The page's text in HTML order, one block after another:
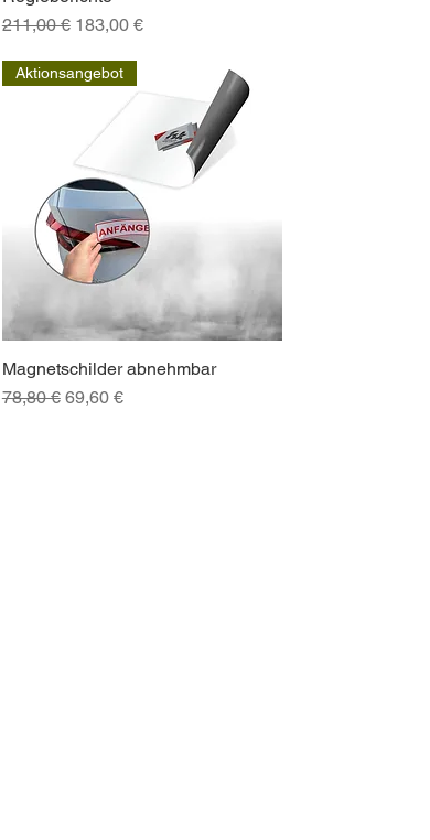
Standardpreis
211,00 € Sale-Preis
183,00 €
Schnellansicht
Aktionsangebot
Magnetschilder abnehmbar
Standardpreis
78,80 € Sale-Preis
69,60 €